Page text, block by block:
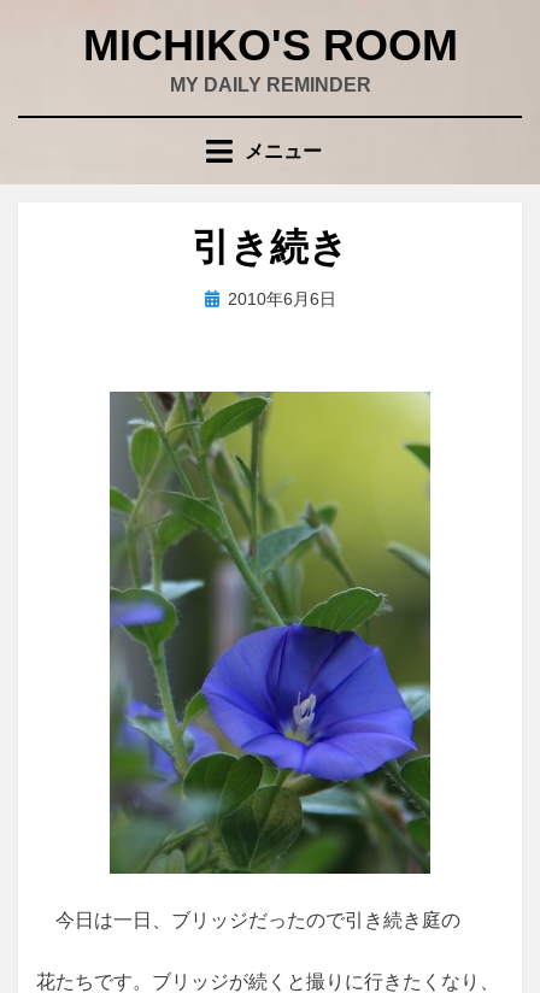
MICHIKO'S ROOM
MY DAILY REMINDER
メニュー
引き続き
投稿者wad
投 2010年6月6日
今日は一日、ブリッジだったので引き続き庭の
花たちです。ブリッジが続くと撮りに行きたくなり、